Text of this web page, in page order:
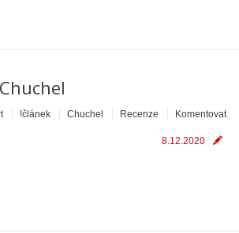
!článek Chuchel Recenze Komentovat
8.12.2020